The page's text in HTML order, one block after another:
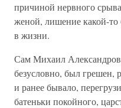
причиной нервного срыва
женой, лишение какой-то
в жизни.
Сам Михаил
безусловно, был грешен,
и ранее бывало,
батеньки покойного,